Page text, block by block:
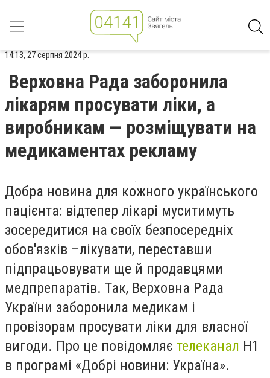
14:13, 27 серпня 2024 р.
Верховна Рада заборонила
лікарям просувати ліки, а
виробникам — розміщувати на
медикаментах рекламу
Добра новина для кожного українського
пацієнта: відтепер лікарі муситимуть
зосередитися на своїх безпосередніх
обов'язків –лікувати, переставши
підпрацьовувати ще й продавцями
медпрепаратів. Так, Верховна Рада
України заборонила медикам і
провізорам просувати ліки для власної
вигоди. Про це повідомляє телеканал Н1
в програмі «Добрі новини: Україна».